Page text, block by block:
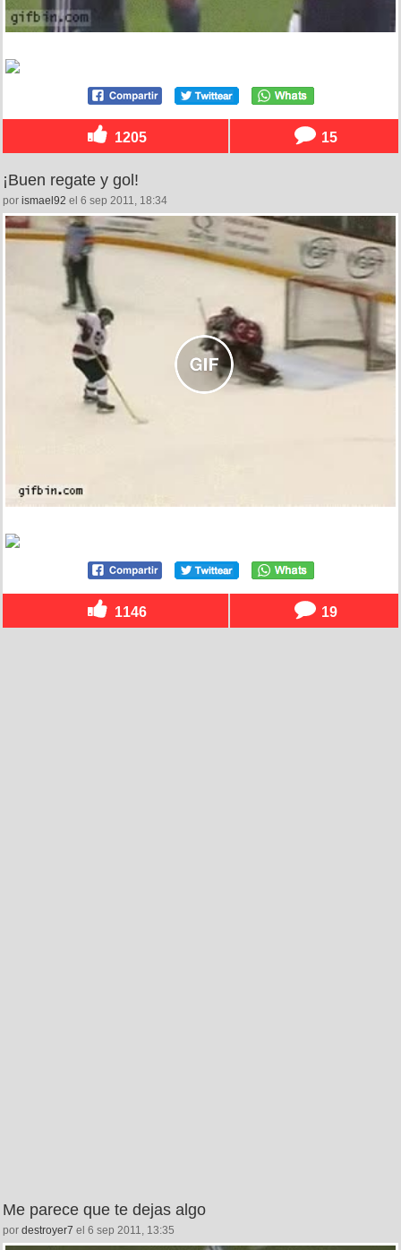
1205 15
¡Buen regate y gol!
por ismael92 el 6 sep 2011, 18:34
1146 19
Me parece que te dejas algo
por destroyer7 el 6 sep 2011, 13:35